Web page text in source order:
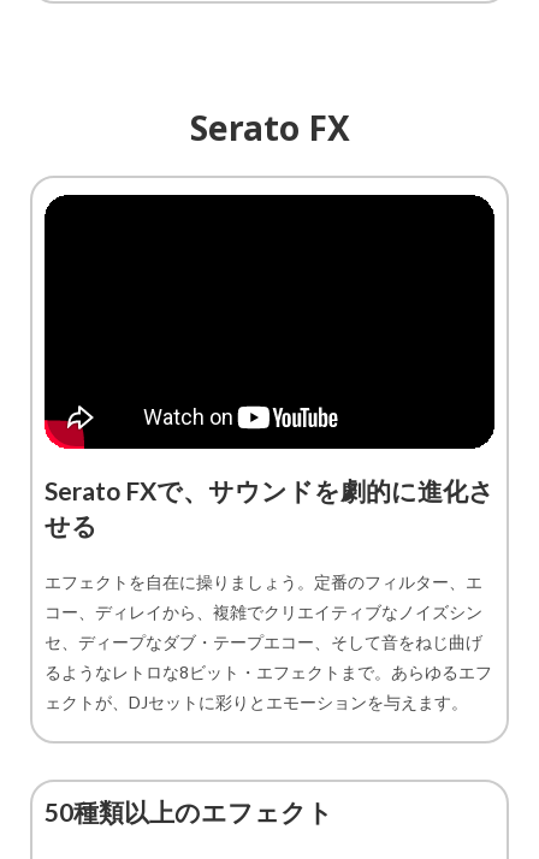
Serato FX
Serato FXで、サウンドを劇的に進化さ
せる
エフェクトを自在に操りましょう。定番のフィルター、エ
コー、ディレイから、複雑でクリエイティブなノイズシン
セ、ディープなダブ・テープエコー、そして音をねじ曲げ
るようなレトロな8ビット・エフェクトまで。あらゆるエフ
ェクトが、DJセットに彩りとエモーションを与えます。
50種類以上のエフェクト